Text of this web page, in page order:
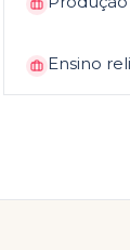
Ensino